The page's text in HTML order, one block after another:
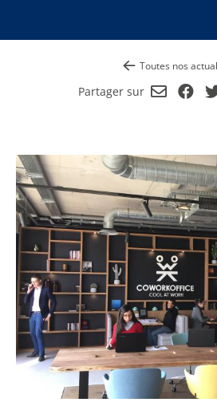
Toutes nos
Partager sur Envoyer